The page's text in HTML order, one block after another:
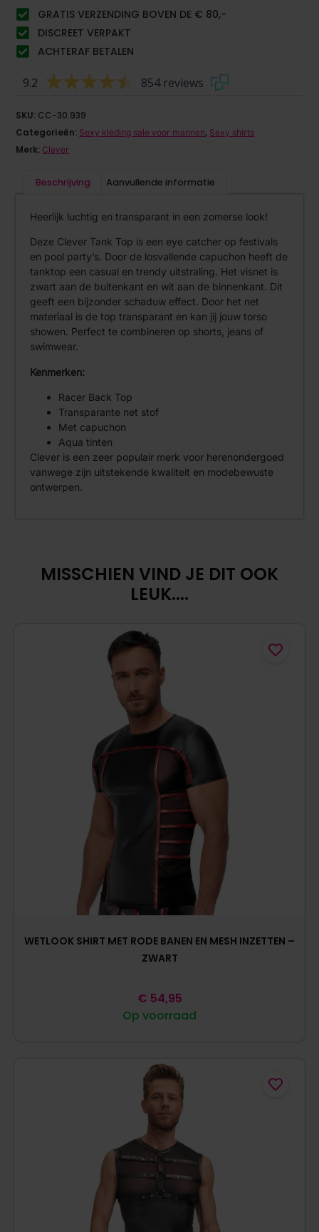
GRATIS VERZENDING BOVEN DE € 80,-
DISCREET VERPAKT
ACHTERAF BETALEN
9.2 854 reviews
SKU: CC-30.939
Categorieën: Sexy kleding sale voor mannen, Sexy shirts
Merk: Clever
Beschrijving Aanvullende informatie
Heerlijk luchtig en transparant in een zomerse look!
Deze Clever Tank Top is een eye catcher op festivals
en pool party’s. Door de losvallende capuchon heeft de
tanktop een casual en trendy uitstraling. Het visnet is
zwart aan de buitenkant en wit aan de binnenkant. Dit
geeft een bijzonder schaduw effect. Door het net
materiaal is de top transparant en kan jij jouw torso
showen. Perfect te combineren op shorts, jeans of
swimwear.
Kenmerken:
Racer Back Top
Transparante net stof
Met capuchon
Aqua tinten
Clever is een zeer populair merk voor herenondergoed
vanwege zijn uitstekende kwaliteit en modebewuste
ontwerpen.
MISSCHIEN VIND JE DIT OOK
LEUK....
WETLOOK SHIRT MET RODE BANEN EN MESH INZETTEN –
ZWART
Op voorraad
€ 54,95